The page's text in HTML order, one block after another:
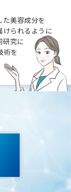
た美容成分を
けられるように
研究に
術を